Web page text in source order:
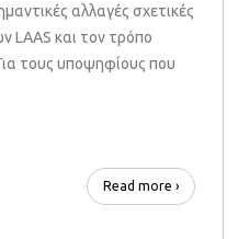
αλλαγές σχετικές
LAAS και τον τρόπο
τους υποψηφίους που
Read more ›